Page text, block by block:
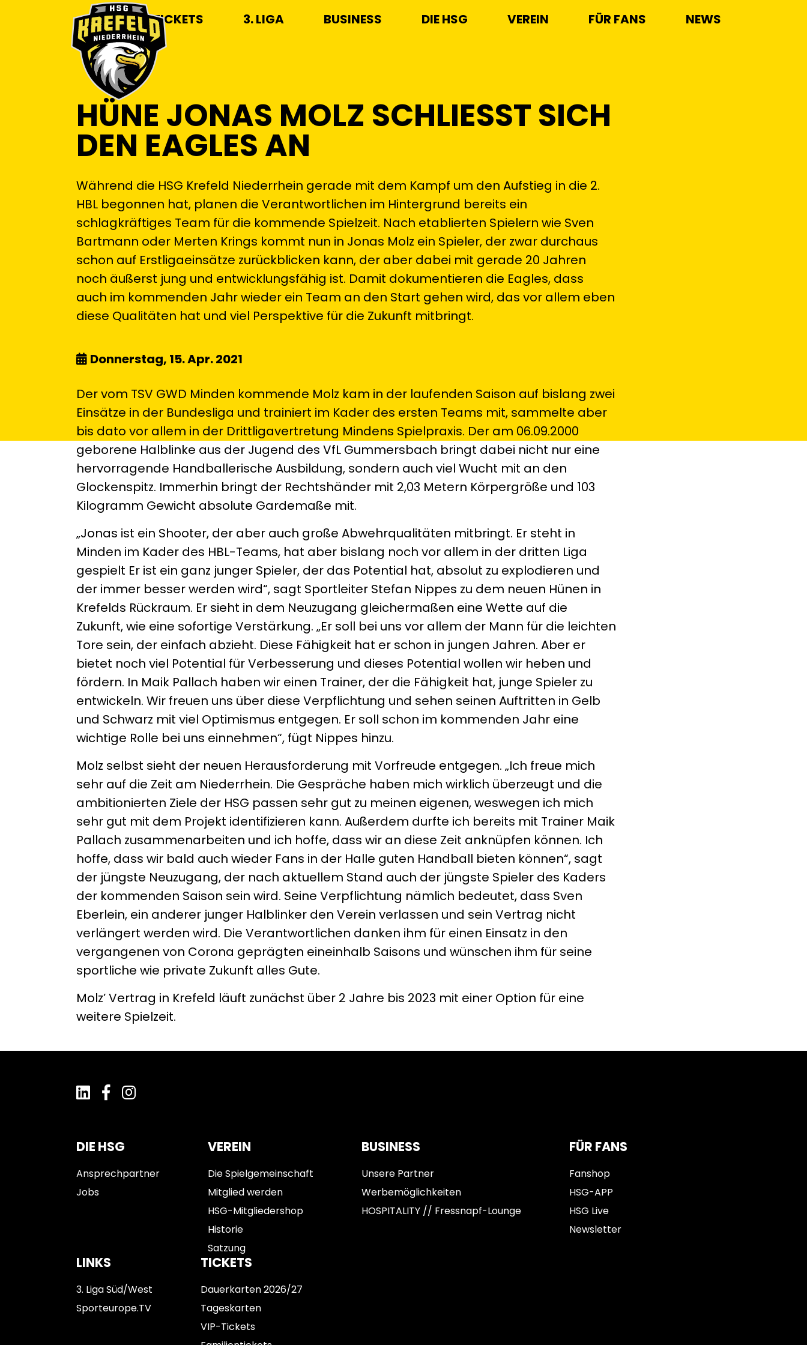
TICKETS 3. LIGA BUSINESS DIE HSG VEREIN FÜR FANS NEWS
HÜNE JONAS MOLZ SCHLIESST SICH D
EN EAGLES AN
Während die HSG Krefeld Niederrhein gerade mit dem Kampf um den Aufstieg in die 2.
HBL begonnen hat, planen die Verantwortlichen im Hintergrund bereits ein
schlagkräftiges Team für die kommende Spielzeit. Nach etablierten Spielern wie Sven
Bartmann oder Merten Krings kommt nun in Jonas Molz ein Spieler, der zwar durchaus
schon auf Erstligaeinsätze zurückblicken kann, der aber dabei mit gerade 20 Jahren
noch äußerst jung und entwicklungsfähig ist. Damit dokumentieren die Eagles, dass
auch im kommenden Jahr wieder ein Team an den Start gehen wird, das vor allem eben
diese Qualitäten hat und viel Perspektive für die Zukunft mitbringt.
Donnerstag, 15. Apr. 2021
Der vom TSV GWD Minden kommende Molz kam in der laufenden Saison auf bislang zwei
Einsätze in der Bundesliga und trainiert im Kader des ersten Teams mit, sammelte aber
bis dato vor allem in der Drittligavertretung Mindens Spielpraxis. Der am 06.09.2000
geborene Halblinke aus der Jugend des VfL Gummersbach bringt dabei nicht nur eine
hervorragende Handballerische Ausbildung, sondern auch viel Wucht mit an den
Glockenspitz. Immerhin bringt der Rechtshänder mit 2,03 Metern Körpergröße und 103
Kilogramm Gewicht absolute Gardemaße mit.
„Jonas ist ein Shooter, der aber auch große Abwehrqualitäten mitbringt. Er steht in
Minden im Kader des HBL-Teams, hat aber bislang noch vor allem in der dritten Liga
gespielt Er ist ein ganz junger Spieler, der das Potential hat, absolut zu explodieren und
der immer besser werden wird“, sagt Sportleiter Stefan Nippes zu dem neuen Hünen in
Krefelds Rückraum. Er sieht in dem Neuzugang gleichermaßen eine Wette auf die
Zukunft, wie eine sofortige Verstärkung. „Er soll bei uns vor allem der Mann für die leichten
Tore sein, der einfach abzieht. Diese Fähigkeit hat er schon in jungen Jahren. Aber er
bietet noch viel Potential für Verbesserung und dieses Potential wollen wir heben und
fördern. In Maik Pallach haben wir einen Trainer, der die Fähigkeit hat, junge Spieler zu
entwickeln. Wir freuen uns über diese Verpflichtung und sehen seinen Auftritten in Gelb
und Schwarz mit viel Optimismus entgegen. Er soll schon im kommenden Jahr eine
wichtige Rolle bei uns einnehmen“, fügt Nippes hinzu.
Molz selbst sieht der neuen Herausforderung mit Vorfreude entgegen. „Ich freue mich
sehr auf die Zeit am Niederrhein. Die Gespräche haben mich wirklich überzeugt und die
ambitionierten Ziele der HSG passen sehr gut zu meinen eigenen, weswegen ich mich
sehr gut mit dem Projekt identifizieren kann. Außerdem durfte ich bereits mit Trainer Maik
Pallach zusammenarbeiten und ich hoffe, dass wir an diese Zeit anknüpfen können. Ich
hoffe, dass wir bald auch wieder Fans in der Halle guten Handball bieten können“, sagt
der jüngste Neuzugang, der nach aktuellem Stand auch der jüngste Spieler des Kaders
der kommenden Saison sein wird. Seine Verpflichtung nämlich bedeutet, dass Sven
Eberlein, ein anderer junger Halblinker den Verein verlassen und sein Vertrag nicht
verlängert werden wird. Die Verantwortlichen danken ihm für einen Einsatz in den
vergangenen von Corona geprägten eineinhalb Saisons und wünschen ihm für seine
sportliche wie private Zukunft alles Gute.
Molz’ Vertrag in Krefeld läuft zunächst über 2 Jahre bis 2023 mit einer Option für eine
weitere Spielzeit.
DIE HSG
Ansprechpartner
Jobs
VEREIN
Die Spielgemeinschaft
Mitglied werden
HSG-Mitgliedershop
Historie
Satzung
BUSINESS
Unsere Partner
Werbemöglichkeiten
HOSPITALITY // Fressnapf-Lounge
FÜR FANS
Fanshop
HSG-APP
HSG Live
Newsletter
LINKS
3. Liga Süd/West
Sporteurope.TV
TICKETS
Dauerkarten 2026/27
Tageskarten
VIP-Tickets